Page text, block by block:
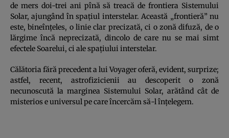
de mers doi-trei ani pînă să treacă de frontiera Sistemului
Solar, ajungând în spaţiul interstelar. Această „frontieră” nu
este, bineînţeles, o linie clar precizată, ci o zonă difuză, de o
lărgime încă neprecizată, dincolo de care nu se mai simt
efectele Soarelui, ci ale spaţiului interstelar.
Călătoria fără precedent a lui Voyager oferă, evident, surprize;
astfel, recent, astrofizicienii au descoperit o zonă
necunoscută la marginea Sistemului Solar, arătând cât de
misterios e universul pe care încercăm să-l înţelegem.